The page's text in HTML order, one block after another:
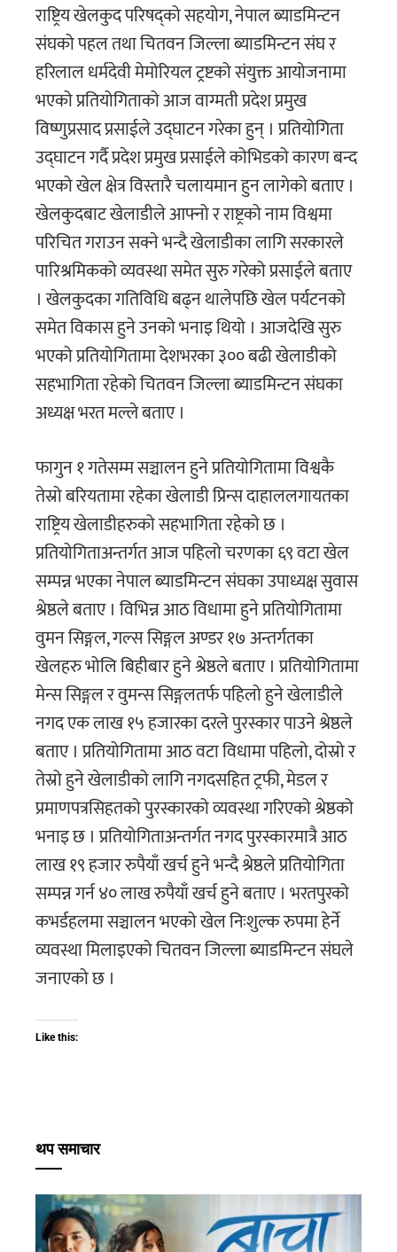
राष्ट्रिय खेलकुद परिषद्को सहयोग, नेपाल ब्याडमिन्टन
संघको पहल तथा चितवन जिल्ला ब्याडमिन्टन संघ र
हरिलाल धर्मदेवी मेमोरियल ट्रष्टको संयुक्त आयोजनामा
भएको प्रतियोगिताको आज वाग्मती प्रदेश प्रमुख
विष्णुप्रसाद प्रसाईले उद्घाटन गरेका हुन् । प्रतियोगिता
उद्घाटन गर्दै प्रदेश प्रमुख प्रसाईले कोभिडको कारण बन्द
भएको खेल क्षेत्र विस्तारै चलायमान हुन लागेको बताए ।
खेलकुदबाट खेलाडीले आफ्नो र राष्ट्रको नाम विश्वमा
परिचित गराउन सक्ने भन्दै खेलाडीका लागि सरकारले
पारिश्रमिकको व्यवस्था समेत सुरु गरेको प्रसाईले बताए
। खेलकुदका गतिविधि बढ्न थालेपछि खेल पर्यटनको
समेत विकास हुने उनको भनाइ थियो । आजदेखि सुरु
भएको प्रतियोगितामा देशभरका ३०० बढी खेलाडीको
सहभागिता रहेको चितवन जिल्ला ब्याडमिन्टन संघका
अध्यक्ष भरत मल्ले बताए ।
फागुन १ गतेसम्म सञ्चालन हुने प्रतियोगितामा विश्वकै
तेस्रो बरियतामा रहेका खेलाडी प्रिन्स दाहाललगायतका
राष्ट्रिय खेलाडीहरुको सहभागिता रहेको छ ।
प्रतियोगिताअन्तर्गत आज पहिलो चरणका ६९ वटा खेल
सम्पन्न भएका नेपाल ब्याडमिन्टन संघका उपाध्यक्ष सुवास
श्रेष्ठले बताए । विभिन्न आठ विधामा हुने प्रतियोगितामा
वुमन सिङ्गल, गल्स सिङ्गल अण्डर १७ अन्तर्गतका
खेलहरु भोलि बिहीबार हुने श्रेष्ठले बताए । प्रतियोगितामा
मेन्स सिङ्गल र वुमन्स सिङ्गलतर्फ पहिलो हुने खेलाडीले
नगद एक लाख १५ हजारका दरले पुरस्कार पाउने श्रेष्ठले
बताए । प्रतियोगितामा आठ वटा विधामा पहिलो, दोस्रो र
तेस्रो हुने खेलाडीको लागि नगदसहित ट्रफी, मेडल र
प्रमाणपत्रसिहतको पुरस्कारको व्यवस्था गरिएको श्रेष्ठको
भनाइ छ । प्रतियोगिताअन्तर्गत नगद पुरस्कारमात्रै आठ
लाख १९ हजार रुपैयाँ खर्च हुने भन्दै श्रेष्ठले प्रतियोगिता
सम्पन्न गर्न ४० लाख रुपैयाँ खर्च हुने बताए । भरतपुरको
कभर्डहलमा सञ्चालन भएको खेल निःशुल्क रुपमा हेर्ने
व्यवस्था मिलाइएको चितवन जिल्ला ब्याडमिन्टन संघले
जनाएको छ ।
Like this:
थप समाचार